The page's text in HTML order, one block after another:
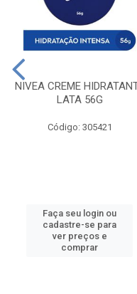
NIVEA CREME
LATA 56G
Código: 305421
Faça seu login ou
cadastre-se para
ver preços e
comprar